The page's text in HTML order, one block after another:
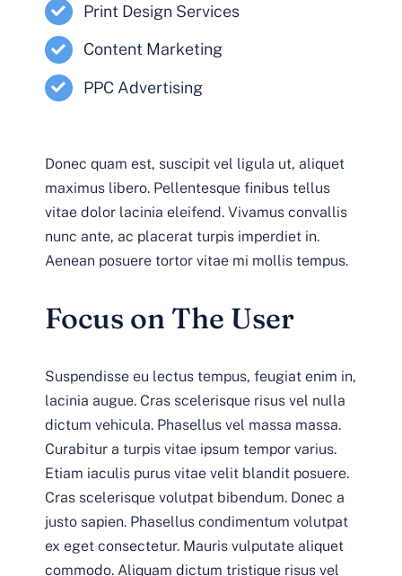
Print Design Services
Content Marketing
PPC Advertising
Donec quam est, suscipit vel ligula ut, aliquet
maximus libero. Pellentesque finibus tellus
vitae dolor lacinia eleifend. Vivamus convallis
nunc ante, ac placerat turpis imperdiet in.
Aenean posuere tortor vitae mi mollis tempus.
Focus on The User
Suspendisse eu lectus tempus, feugiat enim in,
lacinia augue. Cras scelerisque risus vel nulla
dictum vehicula. Phasellus vel massa massa.
Curabitur a turpis vitae ipsum tempor varius.
Etiam iaculis purus vitae velit blandit posuere.
Cras scelerisque volutpat bibendum. Donec a
justo sapien. Phasellus condimentum volutpat
ex eget consectetur. Mauris vulputate aliquet
commodo. Aliquam dictum tristique risus vel